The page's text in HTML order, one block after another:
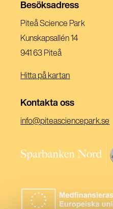
Ett
Besöksadress
Piteå Science Park
Kunskapsallén 14
941 63 Piteå
Hitta på kartan
Kontakta oss
info@piteasciencepark.se
(Öppnas
nytt
fönster)